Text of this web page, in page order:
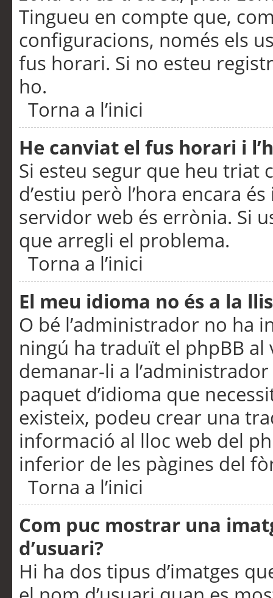
Tingueu en compte que,
configuracions, només els
fus horari. Si no esteu
ho.
Torna a l’inici
He canviat el fus horari i
Si esteu segur que heu triat
d’estiu però l’hora encara
servidor web és errònia. Si
que arregli el problema.
Torna a l’inici
El meu idioma no és a la
O bé l’administrador no ha
ningú ha traduït el phpBB
demanar-li a
paquet d’idioma que
existeix, podeu crear una
informació al lloc web del
inferior de les pàgines del
Torna a l’inici
Com puc mostrar una
d’usuari?
Hi ha dos tipus d’imatges